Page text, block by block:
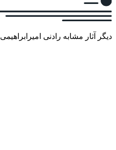
دیگر آثار مشابه رادنی امیرابراهیمی